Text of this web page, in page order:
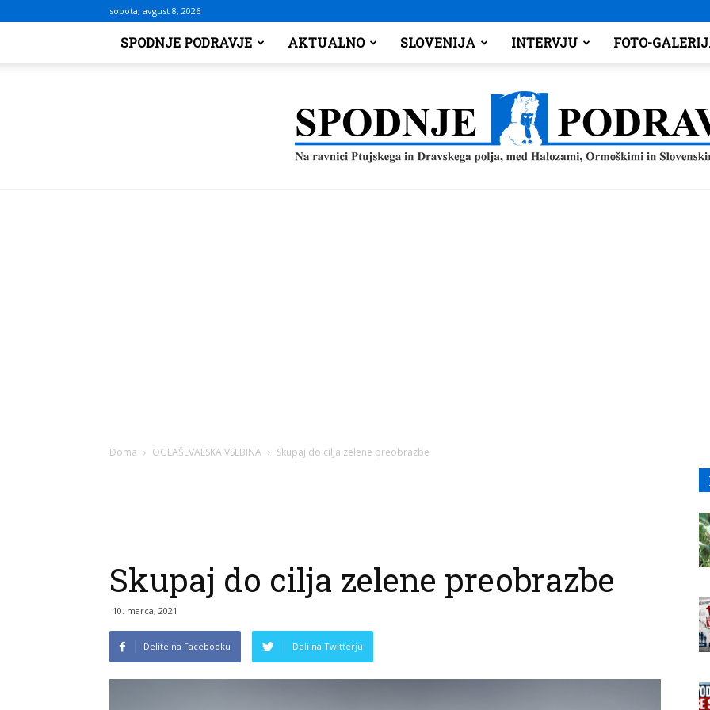
sobota, avgust 8, 2026
SPODNJE PODRAVJE AKTUALNO SLOVENIJA INTERVJU FOTO-
Doma OGLAŠEVALSKA VSEBINA Skupaj do cilja zelene preobrazbe
Skupaj do cilja zelene preobrazbe
10. marca, 2021
Delite na Facebooku Deli na Twitterju